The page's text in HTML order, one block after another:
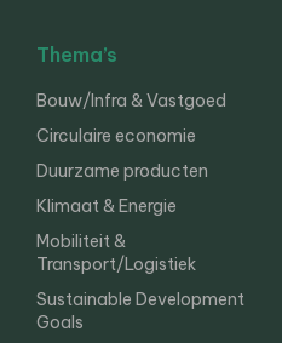
Thema’s
Bouw/Infra & Vastgoed
Circulaire economie
Duurzame producten
Klimaat & Energie
Mobiliteit &
Transport/Logistiek
Sustainable Development
Goals